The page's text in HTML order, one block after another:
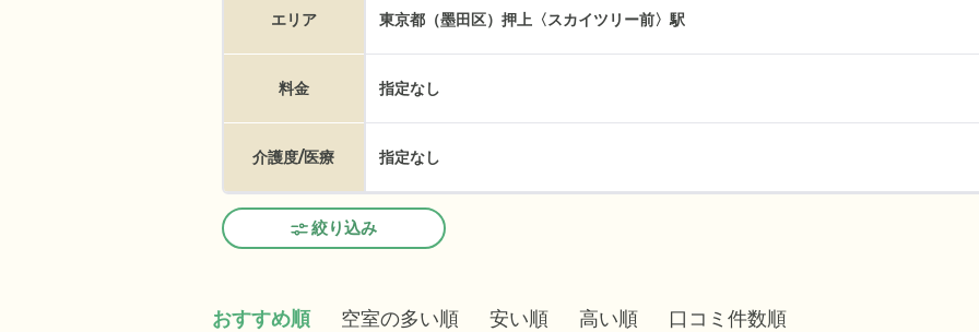
エリア 東京都（墨田区） 押上〈スカイツリー前〉駅
料金 指定なし
介護度/医療 指定なし
絞り込み
おすすめ順 空室の多い順 安い順 高い順 口コミ件数順